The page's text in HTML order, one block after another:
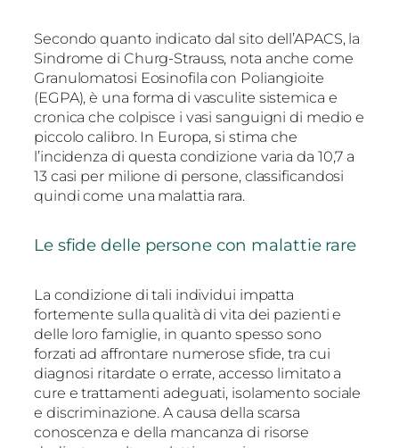
Secondo quanto indicato dal sito dell’APACS, la
Sindrome di Churg-Strauss, nota anche come
Granulomatosi Eosinofila con Poliangioite
(EGPA), è una forma di vasculite sistemica e
cronica che colpisce i vasi sanguigni di medio e
piccolo calibro. In Europa, si stima che
l’incidenza di questa condizione varia da 10,7 a
13 casi per milione di persone, classificandosi
quindi come una malattia rara.
Le sfide delle persone con malattie rare
La condizione di tali individui impatta
fortemente sulla qualità di vita dei pazienti e
delle loro famiglie, in quanto spesso sono
forzati ad affrontare numerose sfide, tra cui
diagnosi ritardate o errate, accesso limitato a
cure e trattamenti adeguati, isolamento sociale
e discriminazione. A causa della scarsa
conoscenza e della mancanza di risorse